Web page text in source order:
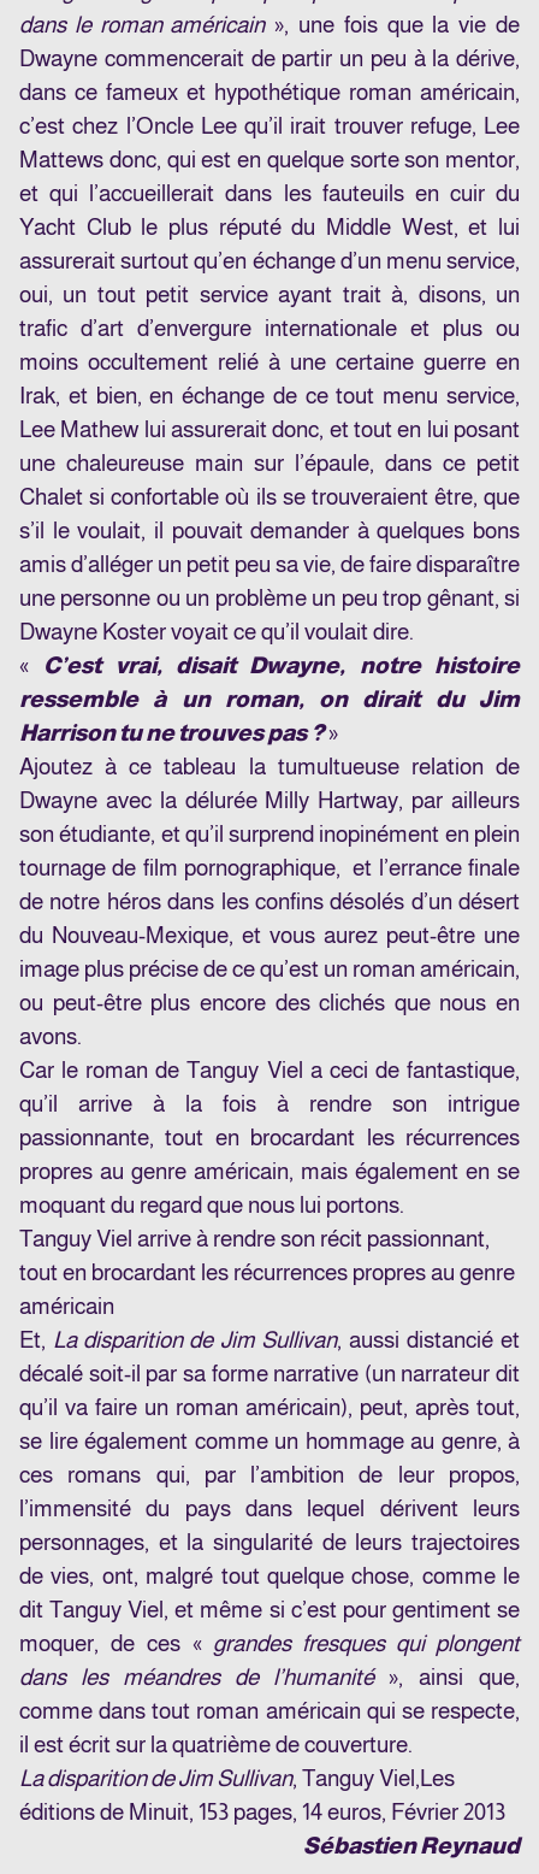
dans le roman américain», une fois que la vie de
Dwayne commencerait de partir un peu à la dérive,
dans ce fameux et hypothétique roman américain,
c’est chez l’Oncle Lee qu’il irait trouver refuge, Lee
Mattews donc, qui est en quelque sorte son mentor,
et qui l’accueillerait dans les fauteuils en cuir du
Yacht Club le plus réputé du Middle West, et lui
assurerait surtout qu’en échange d’un menu service,
oui, un tout petit service ayant trait à, disons, un
trafic d’art d’envergure internationale et plus ou
moins occultement relié à une certaine guerre en
Irak, et bien, en échange de ce tout menu service,
Lee Mathew lui assurerait donc, et tout en lui posant
une chaleureuse main sur l’épaule, dans ce petit
Chalet si confortable où ils se trouveraient être, que
s’il le voulait, il pouvait demander à quelques bons
amis d’alléger un petit peu sa vie, de faire disparaître
une personne ou un problème un peu trop gênant, si
Dwayne Koster voyait ce qu’il voulait dire.
« C’est vrai, disait Dwayne, notre histoire
ressemble à un roman, on dirait du Jim
Harrison tu ne trouves pas ?»
Ajoutez à ce tableau la tumultueuse relation de
Dwayne avec la délurée Milly Hartway, par ailleurs
son étudiante, et qu’il surprend inopinément en plein
tournage de film pornographique, et l’errance finale
de notre héros dans les confins désolés d’un désert
du Nouveau-Mexique, et vous aurez peut-être une
image plus précise de ce qu’est un roman américain,
ou peut-être plus encore des clichés que nous en
avons.
Car le roman de Tanguy Viel a ceci de fantastique,
qu’il arrive à la fois à rendre son intrigue
passionnante, tout en brocardant les récurrences
propres au genre américain, mais également en se
moquant du regard que nous lui portons.
Tanguy Viel arrive à rendre son récit passionnant,
tout en brocardant les récurrences propres au genre
américain
Et, La disparition de Jim Sullivan, aussi distancié et
décalé soit-il par sa forme narrative (un narrateur dit
qu’il va faire un roman américain), peut, après tout,
se lire également comme un hommage au genre, à
ces romans qui, par l’ambition de leur propos,
l’immensité du pays dans lequel dérivent leurs
personnages, et la singularité de leurs trajectoires
de vies, ont, malgré tout quelque chose, comme le
dit Tanguy Viel, et même si c’est pour gentiment se
moquer, de ces « grandes fresques qui plongent
dans les méandres de l’humanité », ainsi que,
comme dans tout roman américain qui se respecte,
il est écrit sur la quatrième de couverture.
La disparition de Jim Sullivan, Tanguy Viel,Les
éditions de Minuit, 153 pages, 14 euros, Février 2013
Sébastien Reynaud